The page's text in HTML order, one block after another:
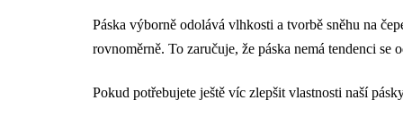
Páska výborně odolává vlhkosti a tvorbě sněhu na
rovnoměrně. To zaručuje, že páska nemá tendenci se
Pokud potřebujete ještě víc zlepšit vlastnosti naší